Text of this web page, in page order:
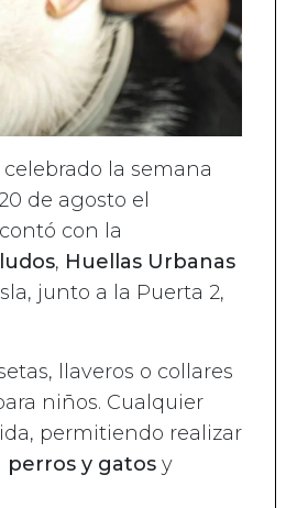
celebrado la semana
de agosto el
con la
, Huellas Urbanas
junto a la Puerta 2,
llaveros o collares
niños. Cualquier
permitiendo realizar
perros y gatos y